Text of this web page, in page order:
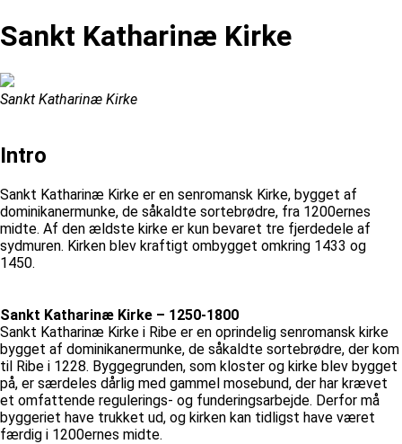
Sankt Katharinæ Kirke
Sankt Katharinæ Kirke
Intro
Sankt Katharinæ Kirke er en senromansk Kirke, bygget af
dominikanermunke, de såkaldte sortebrødre, fra 1200ernes
midte. Af den ældste kirke er kun bevaret tre fjerdedele af
sydmuren. Kirken blev kraftigt ombygget omkring 1433 og
1450.
Sankt Katharinæ Kirke – 1250-1800
Sankt Katharinæ Kirke i Ribe er en oprindelig senromansk kirke
bygget af dominikanermunke, de såkaldte sortebrødre, der kom
til Ribe i 1228. Byggegrunden, som kloster og kirke blev bygget
på, er særdeles dårlig med gammel mosebund, der har krævet
et omfattende regulerings- og funderingsarbejde. Derfor må
byggeriet have trukket ud, og kirken kan tidligst have været
færdig i 1200ernes midte.